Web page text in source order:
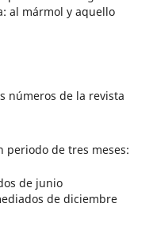
al mármol y aquello
números de la revista
periodo de tres meses:
de junio
de diciembre